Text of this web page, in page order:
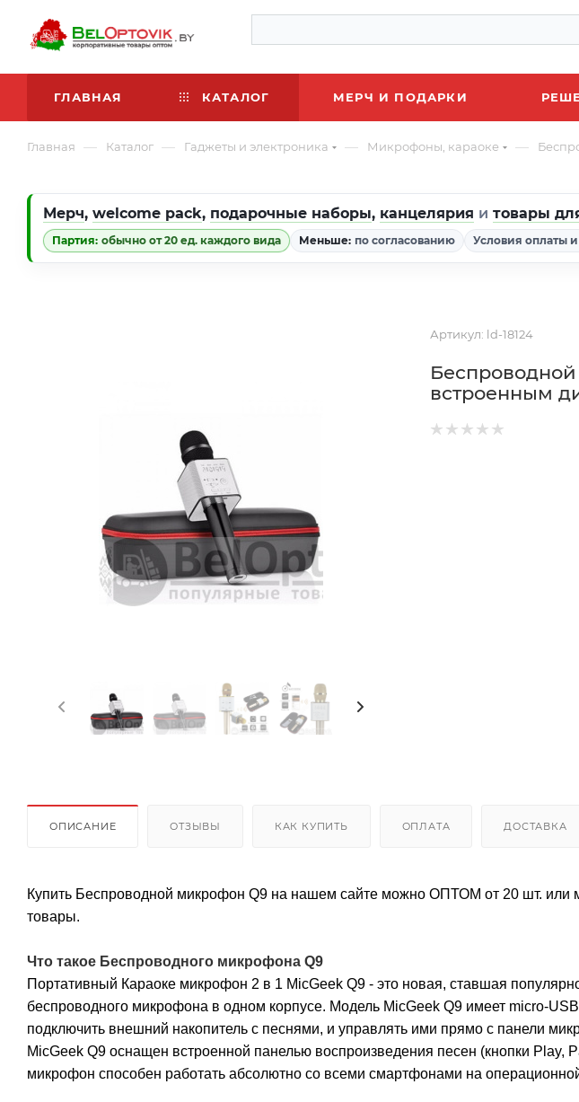
ГЛАВНАЯ КАТАЛОГ МЕРЧ И ПОДАРКИ
Главная — Каталог — Гаджеты и электроника — Микрофоны, караоке —
Мерч, welcome pack, подарочные наборы, канцелярия и товары
Партия: обычно от 20 ед. каждого вида Меньше: по согласованию Условия оплаты и
Артикул: ld-18124
встроенным
ОПИСАНИЕ ОТЗЫВЫ КАК КУПИТЬ ОПЛАТА ДОСТАВКА
Купить Беспроводной микрофон Q9 на нашем сайте можно ОПТОМ от 20 шт. или
товары.
Что такое Беспроводного микрофона Q9
Портативный Караоке микрофон 2 в 1 MicGeek Q9 - это новая, ставшая
беспроводного микрофона в одном корпусе. Модель MicGeek Q9 имеет micro-
подключить внешний накопитель с песнями, и управлять ими прямо с панели
MicGeek Q9 оснащен встроенной панелью воспроизведения песен (кнопки Play,
микрофон способен работать абсолютно со всеми смартфонами на